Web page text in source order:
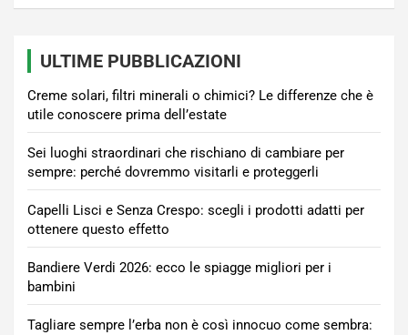
ULTIME PUBBLICAZIONI
Creme solari, filtri minerali o chimici? Le differenze che è
utile conoscere prima dell’estate
Sei luoghi straordinari che rischiano di cambiare per
sempre: perché dovremmo visitarli e proteggerli
Capelli Lisci e Senza Crespo: scegli i prodotti adatti per
ottenere questo effetto
Bandiere Verdi 2026: ecco le spiagge migliori per i
bambini
Tagliare sempre l’erba non è così innocuo come sembra: